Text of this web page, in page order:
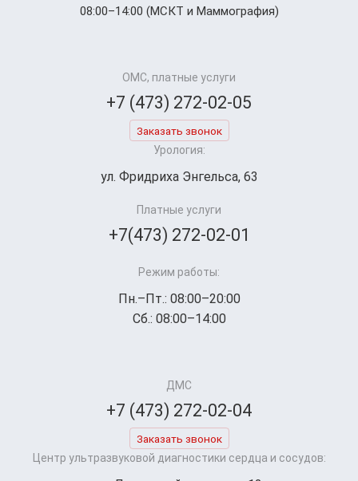
08:00–14:00 (МСКТ и Маммография)
ОМС, платные услуги
+7 (473) 272-02-05
Заказать звонок
Урология:
ул. Фридриха Энгельса, 63
Платные услуги
+7(473) 272-02-01
Режим работы:
Пн.–Пт.: 08:00–20:00
Сб.: 08:00–14:00
ДМС
+7 (473) 272-02-04
Заказать звонок
Центр ультразвуковой диагностики сердца и сосудов: